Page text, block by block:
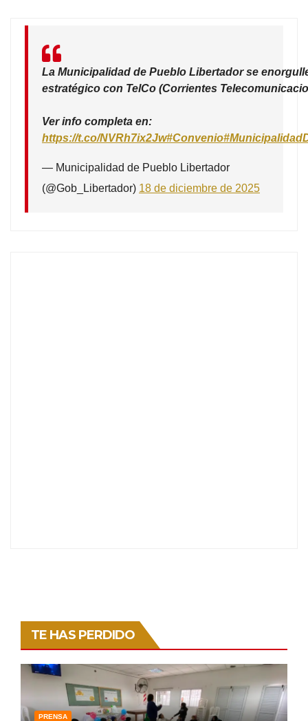
La Municipalidad de Pueblo Libertador se
estratégico con TelCo (Corrientes
Ver info completa en:
https://t.co/NVRh7ix2Jw#Convenio
— Municipalidad de Pueblo Libertador
(@Gob_Libertador) 18 de diciembre de 2025
TE HAS PERDIDO
PRENSA